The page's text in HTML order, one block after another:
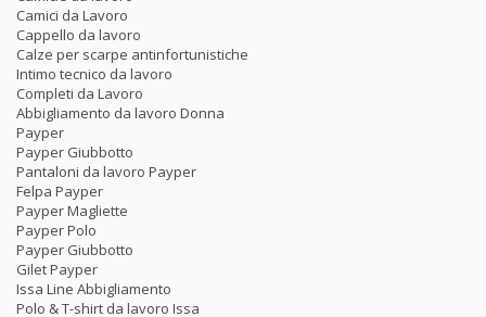
Camici da Lavoro
Cappello da lavoro
Calze per scarpe antinfortunistiche
Intimo tecnico da lavoro
Completi da Lavoro
Abbigliamento da lavoro Donna
Payper
Payper Giubbotto
Pantaloni da lavoro Payper
Felpa Payper
Payper Magliette
Payper Polo
Payper Giubbotto
Gilet Payper
Issa Line Abbigliamento
Polo & T-shirt da lavoro Issa